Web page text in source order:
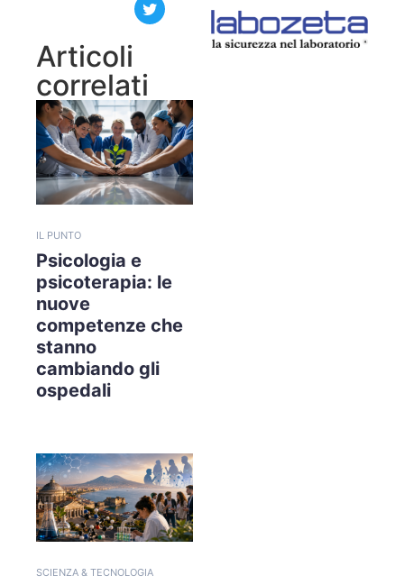
Articoli
correlati
IL PUNTO
Psicologia e
psicoterapia: le
nuove
competenze che
stanno
cambiando gli
ospedali
SCIENZA & TECNOLOGIA